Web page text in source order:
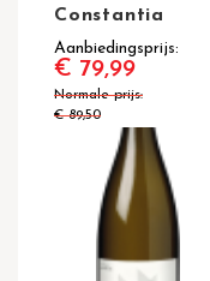
Constantia
Aanbiedingsprijs
€ 79,99
Normale prijs
€ 89,50